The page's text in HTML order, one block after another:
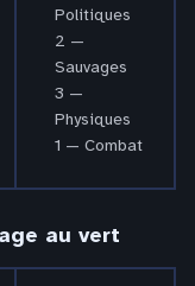
Politiques
2 —
Sauvages
3 —
Physiques
1 — Combat
au vert